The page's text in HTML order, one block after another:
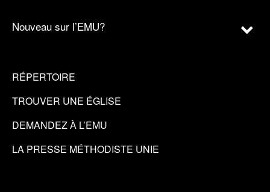
Nouveau sur l’EMU?
RÉPERTOIRE
TROUVER UNE ÉGLISE
DEMANDEZ À L’EMU
LA PRESSE MÉTHODISTE UNIE